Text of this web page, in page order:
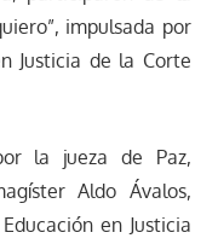
impulsada por
Justicia de la Corte
la jueza de Paz,
Aldo Ávalos,
en Justicia